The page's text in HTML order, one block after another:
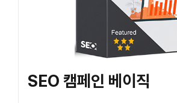
SEO 캠페인 베이직